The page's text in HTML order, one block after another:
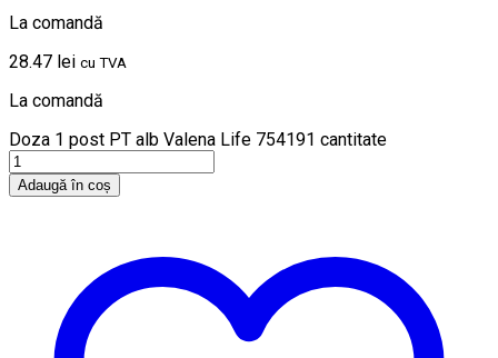
La comandă
28.47 lei cu TVA
La comandă
Doza 1 post PT alb Valena Life 754191 cantitate
Adaugă în coș